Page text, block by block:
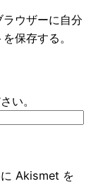
ウザーに自分
保存する。
い。
Akismet を